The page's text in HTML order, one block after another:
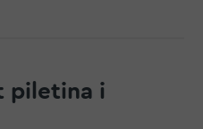
piletina i